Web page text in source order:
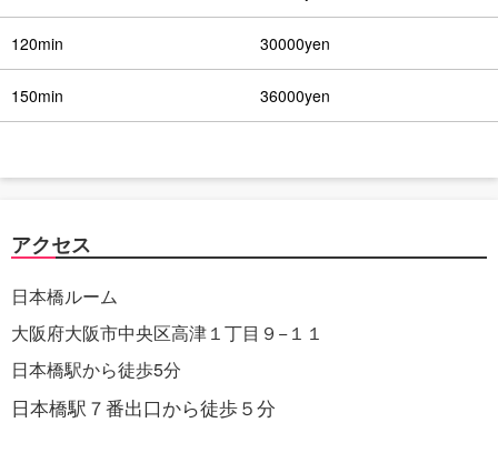
120min 30000yen
150min 36000yen
アクセス
日本橋ルーム
大阪府大阪市中央区高津１丁目９−１１
日本橋駅から徒歩5分
日本橋駅７番出口から徒歩５分